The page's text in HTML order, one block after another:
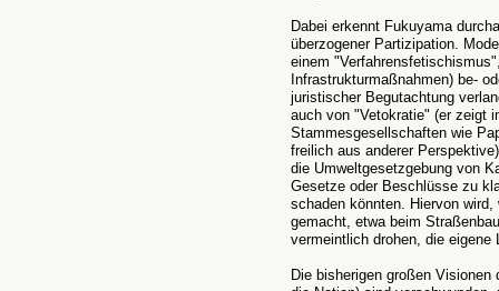
Dabei erkennt Fukuyama
überzogener Partizipation.
einem
Infrastrukturmaßnahmen) be-
juristischer Begutachtung
auch von "Vetokratie" (er zeigt
Stammesgesellschaften wie
freilich aus anderer
die Umweltgesetzgebung von
Gesetze oder Beschlüsse zu
schaden könnten. Hiervon
gemacht, etwa beim
vermeintlich drohen, die
Die bisherigen großen